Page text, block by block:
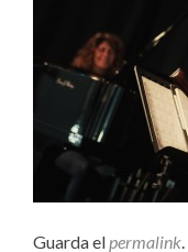
Guarda elpermalink.